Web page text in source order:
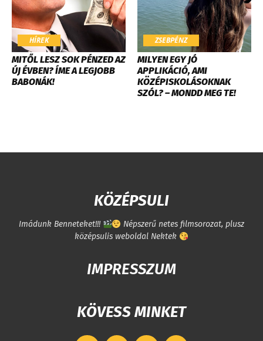
HÍREK
MITŐL LESZ SOK PÉNZED AZ
ÚJ ÉVBEN? ÍME A LEGJOBB
BABONÁK!
ZSEBPÉNZ
MILYEN EGY JÓ
APPLIKÁCIÓ, AMI
KÖZÉPISKOLÁSOKNAK
SZÓL? – MONDD MEG TE!
KÖZÉPSULI
Imádunk Benneteket!!!
Népszerű netes filmsorozat, plusz
középsulis weboldal Nektek
IMPRESSZUM
KÖVESS MINKET